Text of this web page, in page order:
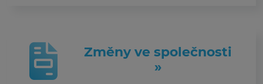
Změny ve společnosti
»